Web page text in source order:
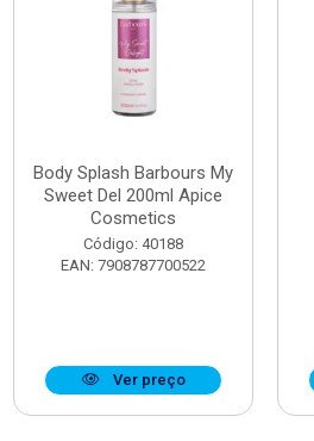
Body Splash Barbours My
Sweet Del 200ml Apice
Cosmetics
Código: 40188
EAN: 7908787700522
Ver preço